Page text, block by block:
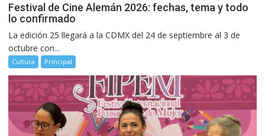
Festival de Cine Alemán 2026: fechas, tema y todo
lo confirmado
La edición 25 llegará a la CDMX del 24 de septiembre al 3 de
octubre con...
Cultura Principal